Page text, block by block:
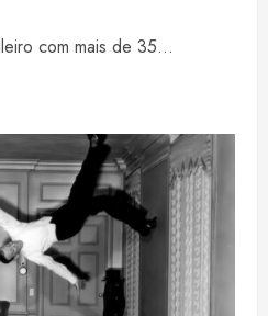
com mais de 35...